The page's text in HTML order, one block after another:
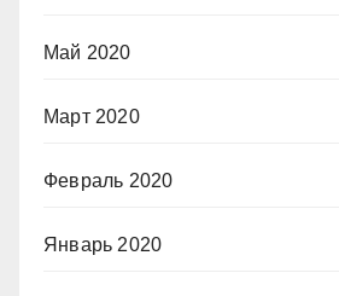
Май 2020
Март 2020
Февраль 2020
Январь 2020